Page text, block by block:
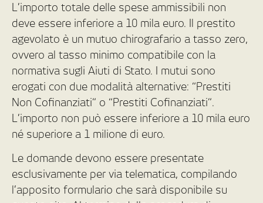
L’importo totale delle spese ammissibili non
deve essere inferiore a 10 mila euro. Il prestito
agevolato è un mutuo chirografario a tasso zero,
ovvero al tasso minimo compatibile con la
normativa sugli Aiuti di Stato. I mutui sono
erogati con due modalità alternative: “Prestiti
Non Cofinanziati” o “Prestiti Cofinanziati”.
L’importo non può essere inferiore a 10 mila euro
né superiore a 1 milione di euro.
Le domande devono essere presentate
esclusivamente per via telematica, compilando
l’apposito formulario che sarà disponibile su